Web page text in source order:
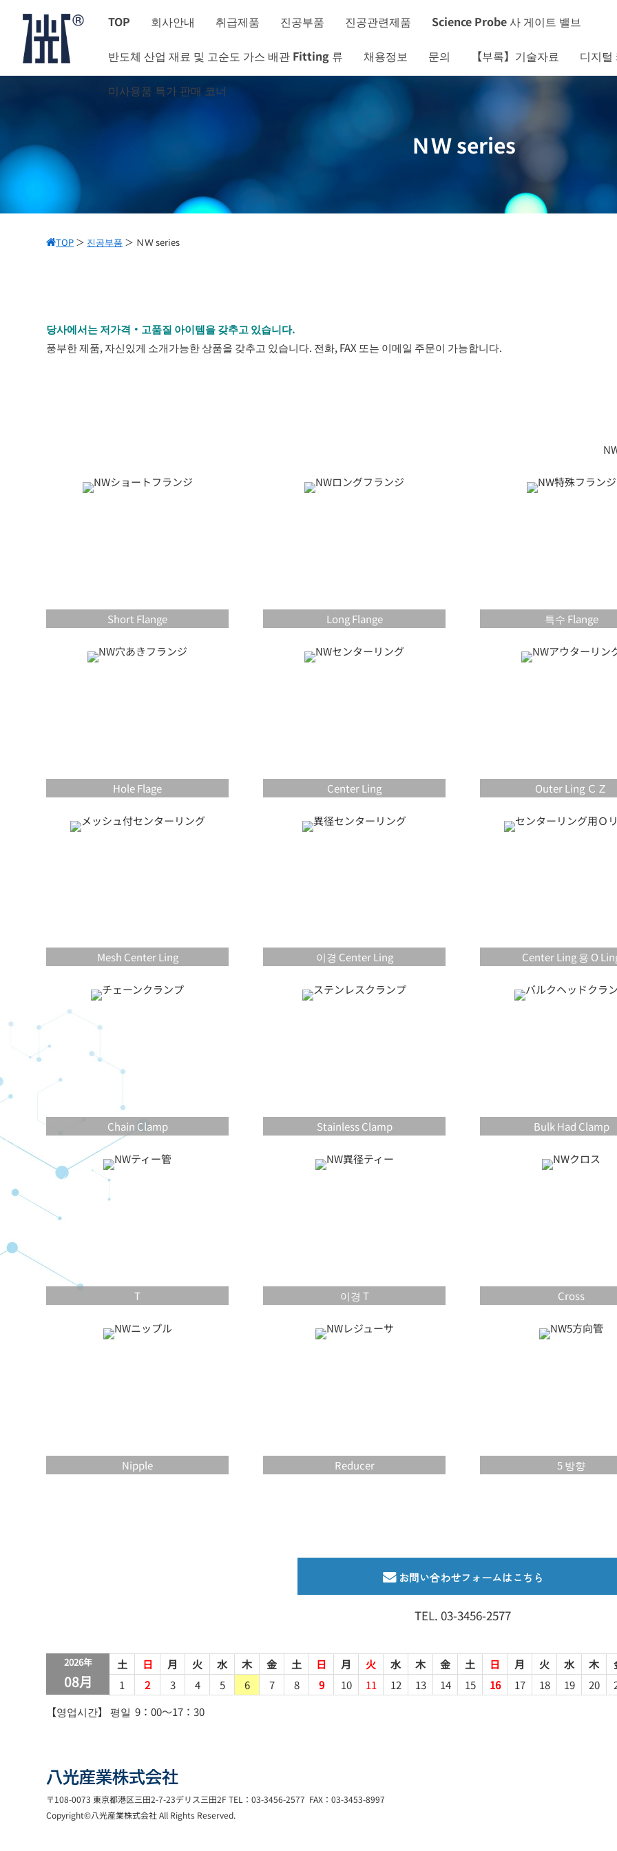
TOP 회사안내 취급제품 진공부품 진공관련제품 Science Probe 사 게이트 밸브
반도체 산업 재료 및 고순도 가스 배관 Fitting 류 채용정보 문의 【부록】기술자료 디지털
미사용품 특가 판매 코너
ＮＷ series
TOP ＞ 진공부품 ＞ ＮＷ series
당사에서는 저가격・고품질 아이템을 갖추고 있습니다.
풍부한 제품, 자신있게 소개가능한 상품을 갖추고 있습니다. 전화, FAX 또는 이메일 주문이 가능합니다.
NW/KF
Short Flange Long Flange 특수 Flange
Hole Flage Center Ling Outer Ling ＣＺ
Mesh Center Ling 이경 Center Ling Center Ling 용 O
Chain Clamp Stainless Clamp Bulk Had Clamp
T 이경 T Cross
Nipple Reducer 5 방향
お問い合わせフォームはこちら
TEL. 03-3456-2577
2026年
08月
土 日 月 火 水 木 金 土 日 月 火 水 木 金 土 日 月 火 水 木
1
2 3 4 5 6 7 8 9 10 11 12 13 14 15 16 17 18 19 20
【영업시간】 평일 9：00～17：30
八光産業株式会社
〒108-0073 東京都港区三田2-7-23デリス三田2F TEL：03-3456-2577 FAX：03-3453-8997
Copyright©八光産業株式会社All Rights Reserved.